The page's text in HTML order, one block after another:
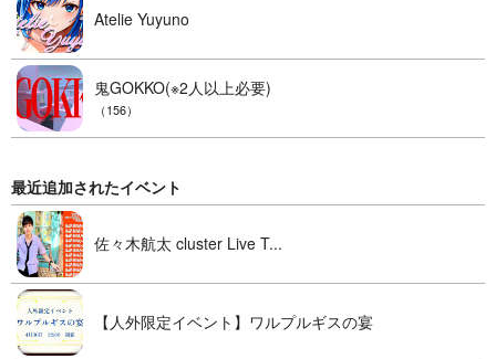
Atelie Yuyuno
鬼GOKKO(※2人以上必要)
（156）
最近追加されたイベント
佐々木航太 cluster Live T...
【人外限定イベント】ワルプルギスの宴